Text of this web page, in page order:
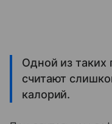
Одной из таких
считают
калорий.